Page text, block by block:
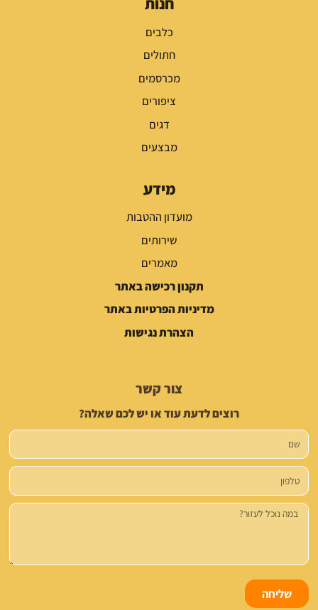
כלבים
חתולים
מכרסמים
ציפורים
דגים
מבצעים
מידע
מועדון ההטבות
שירותים
מאמרים
תקנון רכישה באתר
מדיניות הפרטיות באתר
הצהרת נגישות
צור קשר
רוצים לדעת עוד או יש לכם שאלה?
שם
טלפון
הודעה
שליחה